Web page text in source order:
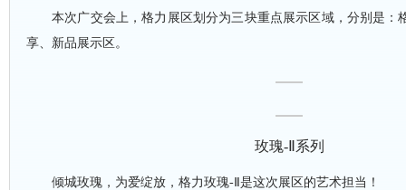
本次广交会上，格力展区划分为三块重点展示区域，分别是：
享、新品展示区。
玫瑰-Ⅱ系列
倾城玫瑰，为爱绽放，格力玫瑰-Ⅱ是这次展区的艺术担当！